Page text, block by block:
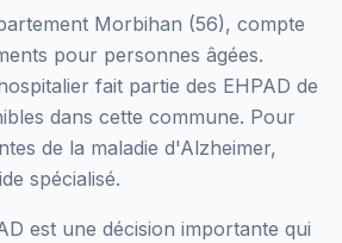
Morbihan (56), compte
pour personnes âgées.
fait partie des EHPAD de
dans cette commune. Pour
de la maladie d'Alzheimer,
spécialisé.
est une décision importante qui